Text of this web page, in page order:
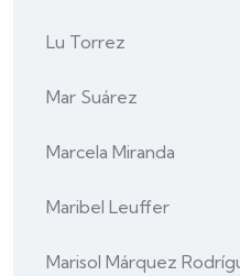
Lu Torrez
Mar Suárez
Marcela Miranda
Maribel Leuffer
Marisol Márquez